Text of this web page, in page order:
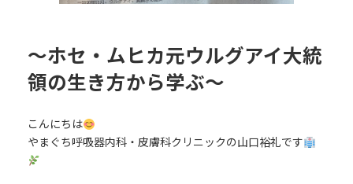
〜ホセ・ムヒカ元ウルグアイ大統
領の生き方から学ぶ〜
こんにちは
やまぐち呼吸器内科・皮膚科クリニックの山口裕礼です